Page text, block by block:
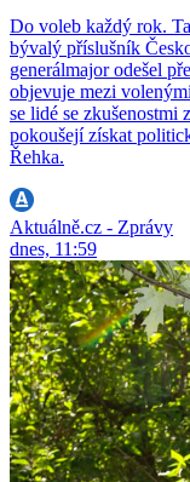
Do voleb každý rok.
bývalý příslušník
generálmajor odešel
objevuje mezi
se lidé se zkušenostmi
pokoušejí získat
Řehka.
Aktuálně.cz - Zprávy
dnes, 11:59